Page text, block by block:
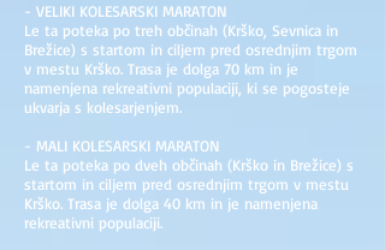
- VELIKI KOLESARSKI MARATON
Le ta poteka po treh občinah (Krško, Sevnica in
Brežice) s startom in ciljem pred osrednjim trgom
v mestu Krško. Trasa je dolga 70 km in je
namenjena rekreativni populaciji, ki se pogosteje
ukvarja s kolesarjenjem.
- MALI KOLESARSKI MARATON
Le ta poteka po dveh občinah (Krško in Brežice) s
startom in ciljem pred osrednjim trgom v mestu
Krško. Trasa je dolga 40 km in je namenjena
rekreativni populaciji.